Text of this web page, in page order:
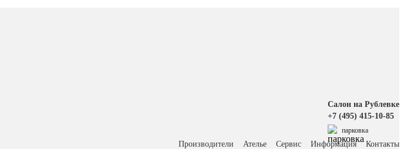
Салон на Рублевке
+7 (495) 415-10-85
парковка
Производители Ателье Сервис Информация Контакты